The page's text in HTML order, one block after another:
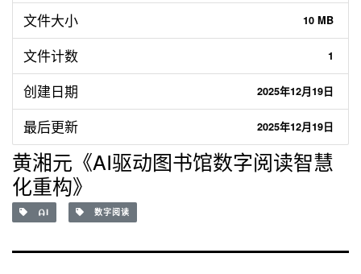
文件大小 10 MB
文件计数 1
创建日期 2025年12月19日
最后更新 2025年12月19日
黄湘元《AI驱动图书馆数字阅读智慧
化重构》
AI 数字阅读